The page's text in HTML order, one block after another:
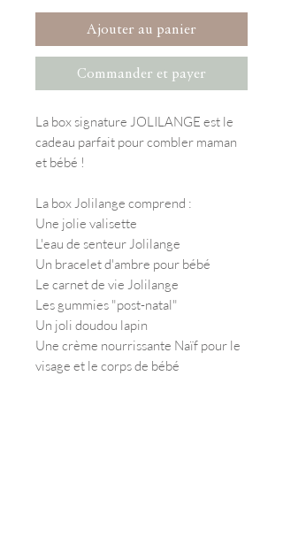
Ajouter au panier
Commander et payer
La box signature JOLILANGE est le
cadeau parfait pour combler maman
et bébé !
La box Jolilange comprend :
Une jolie valisette
L'eau de senteur Jolilange
Un bracelet d'ambre pour bébé
Le carnet de vie Jolilange
Les gummies "post-natal"
Un joli doudou lapin
Une crème nourrissante Naïf pour le
visage et le corps de bébé